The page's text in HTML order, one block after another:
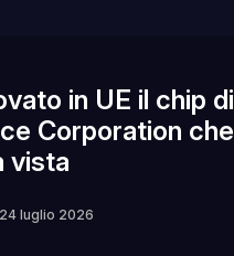
in UE il chip di
Corporation che
vista
24 luglio 2026